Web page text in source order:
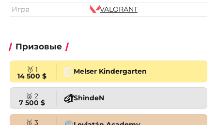
Игра
VALORANT
Призовые
🥇 1
14 500 $
Melser Kindergarten
🥈 2
7 500 $
ShindeN
🥉 3